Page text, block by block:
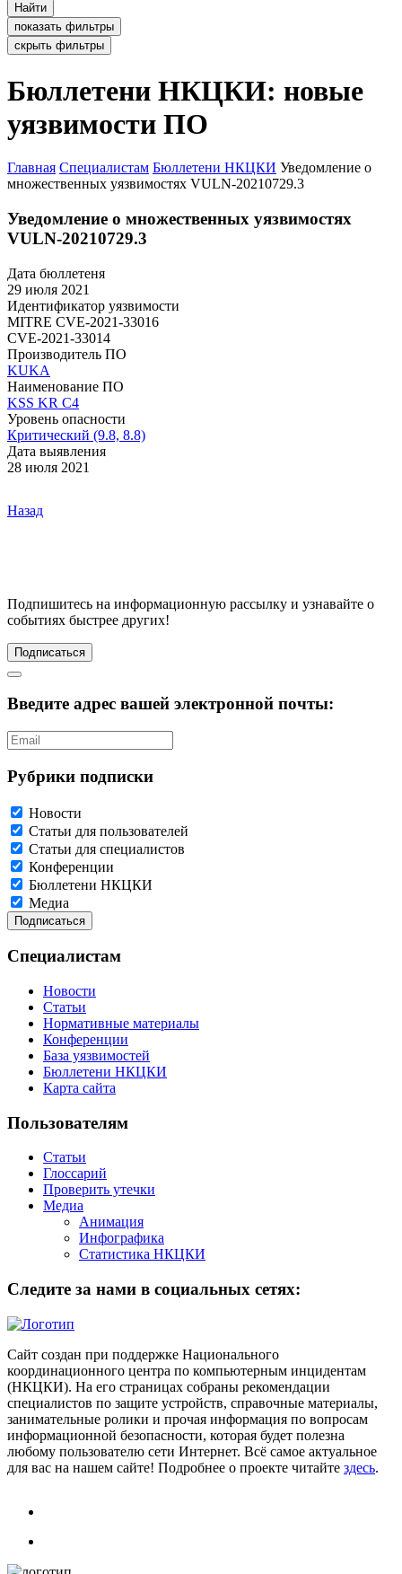
Найти
показать фильтры
скрыть фильтры
Бюллетени НКЦКИ: новые
уязвимости ПО
Главная Специалистам Бюллетени НКЦКИ Уведомление о
множественных уязвимостях VULN-20210729.3
Уведомление о множественных уязвимостях
VULN-20210729.3
Дата бюллетеня
29 июля 2021
Идентификатор уязвимости
MITRE CVE-2021-33016
CVE-2021-33014
Производитель ПО
KUKA
Наименование ПО
KSS KR C4
Уровень опасности
Критический (9.8, 8.8)
Дата выявления
28 июля 2021
Назад
Подпишитесь на информационную рассылку и узнавайте о
событиях быстрее других!
Подписаться
Введите адрес вашей электронной почты:
Рубрики подписки
Новости
Статьи для пользователей
Статьи для специалистов
Конференции
Бюллетени НКЦКИ
Медиа
Специалистам
Новости
Статьи
Нормативные материалы
Конференции
База уязвимостей
Бюллетени НКЦКИ
Карта сайта
Пользователям
Статьи
Глоссарий
Проверить утечки
Медиа
Анимация
Инфографика
Статистика НКЦКИ
Следите за нами в социальных сетях:
Сайт создан при поддержке Национального
координационного центра по компьютерным инцидентам
(НКЦКИ). На его страницах собраны рекомендации
специалистов по защите устройств, справочные материалы,
занимательные ролики и прочая информация по вопросам
информационной безопасности, которая будет полезна
любому пользователю сети Интернет. Всё самое актуальное
для вас на нашем сайте! Подробнее о проекте читайте здесь.